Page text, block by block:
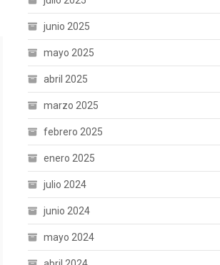
junio 2025
mayo 2025
abril 2025
marzo 2025
febrero 2025
enero 2025
julio 2024
junio 2024
mayo 2024